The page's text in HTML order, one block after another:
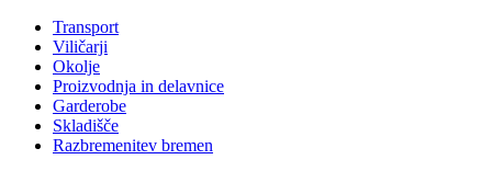
Transport
Viličarji
Okolje
Proizvodnja in delavnice
Garderobe
Skladišče
Razbremenitev bremen